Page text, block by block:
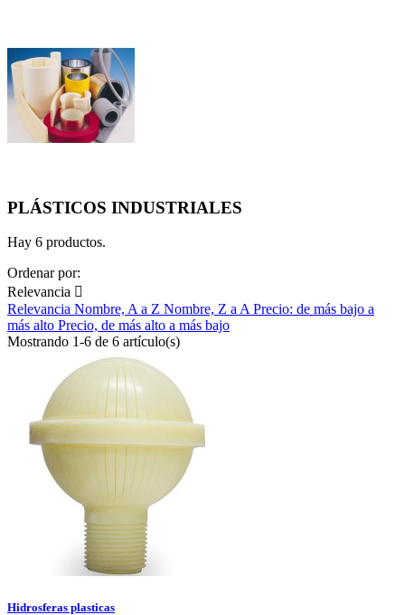
PLÁSTICOS INDUSTRIALES
Hay 6 productos.
Ordenar por:
Relevancia 
Relevancia Nombre, A a Z Nombre, Z a APrecio: de más bajo a
más alto Precio, de más alto a más bajo
Mostrando 1-6 de 6 artículo(s)
Hidrosferas plasticas